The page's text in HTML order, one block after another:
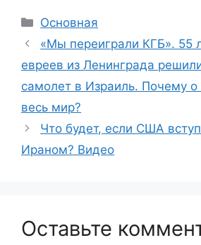
Рубрики
Основная
«Мы переиграли КГБ». 55
евреев из Ленинграда
самолет в Израиль. Почему о
весь мир?
Что будет, если США
Ираном? Видео
Оставьте